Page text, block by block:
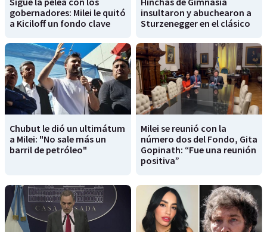
gobernadores: Milei le quitó
a Kiciloff un fondo clave
insultaron y abuchearon a
Sturzenegger en el clásico
Chubut le dió un ultimátum
a Milei: "No sale más un
barril de petróleo"
Milei se reunió con la
número dos del Fondo, Gita
Gopinath: “Fue una reunión
positiva”